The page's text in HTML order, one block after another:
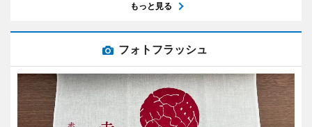
もっと見る
フォトフラッシュ